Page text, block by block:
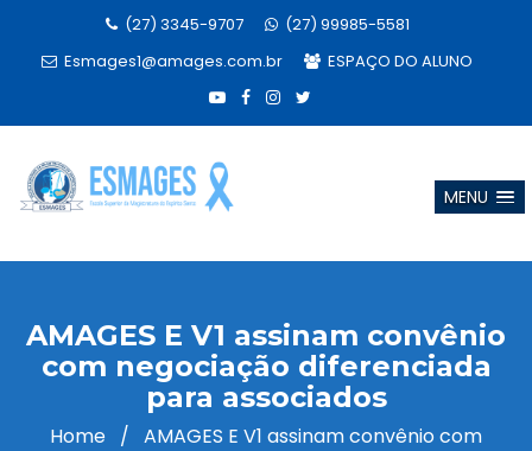
(27) 3345-9707
(27) 99985-5581
Esmages1@amages.com.br
ESPAÇO DO ALUNO
MENU
AMAGES E V1 assinam convênio
com negociação diferenciada
para associados
Home / AMAGES E V1 assinam convênio com